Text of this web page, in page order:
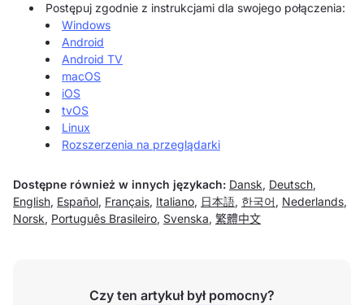
Postępuj zgodnie z instrukcjami dla swojego połączenia:
Windows
Android
Android TV
macOS
iOS
tvOS
Linux
Rozszerzenia na przeglądarki
Dostępne również w innych językach: Dansk, Deutsch,
English, Español, Français, Italiano, 日本語, 한국어 , Nederlands,
Norsk, Português Brasileiro, Svenska, 繁體中文
Czy ten artykuł był pomocny?